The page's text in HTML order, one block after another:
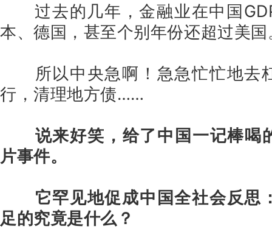
过去的几年，金融业在中国
本、德国，甚至个别年份还超过美国
所以中央急啊！急急忙忙地去
行，清理地方债……
说来好笑，给了中国一记棒
片事件。
它罕见地促成中国全社会反思
足的究竟是什么？